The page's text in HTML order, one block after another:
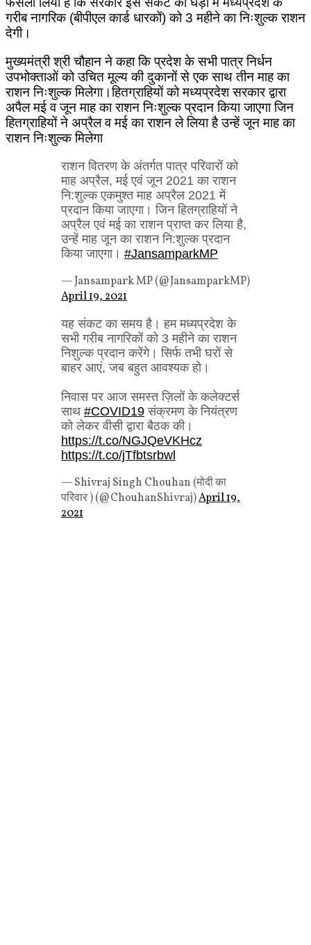
गरीब नागरिक (बीपीएल कार्ड धारकों) को 3 महीने का निःशुल्क राशन
देगी।
मुख्यमंत्री श्री चौहान ने कहा कि प्रदेश के सभी पात्र निर्धन
उपभोक्ताओं को उचित मूल्य की दुकानों से एक साथ तीन माह का
राशन निःशुल्क मिलेगा।हितग्राहियों को मध्यप्रदेश सरकार द्वारा
अपैल मई व जून माह का राशन निःशुल्क प्रदान किया जाएगा जिन
हितग्राहियों ने अप्रैल व मई का राशन ले लिया है उन्हें जून माह का
राशन निःशुल्क मिलेगा
राशन वितरण के अंतर्गत पात्र परिवारों को
माह अप्रैल, मई एवं जून 2021 का राशन
नि:शुल्क एकमुश्त माह अप्रैल 2021 में
प्रदान किया जाएगा। जिन हितग्राहियों ने
अप्रैल एवं मई का राशन प्राप्त कर लिया है,
उन्हें माह जून का राशन नि:शुल्क प्रदान
किया जाएगा। #JansamparkMP
— Jansampark MP (@JansamparkMP)
April 19, 2021
यह संकट का समय है। हम मध्यप्रदेश के
सभी गरीब नागरिकों को 3 महीने का राशन
निशुल्क प्रदान करेंगे। सिर्फ तभी घरों से
बाहर आएं, जब बहुत आवश्यक हो।
निवास पर आज समस्त ज़िलों के कलेक्टर्स
साथ #COVID19 संक्रमण के नियंत्रण
को लेकर वीसी द्वारा बैठक की।
https://t.co/NGJQeVKHcz
https://t.co/jTfbtsrbwl
— Shivraj Singh Chouhan (मोदी का
परिवार ) (@ChouhanShivraj)April 19,
2021